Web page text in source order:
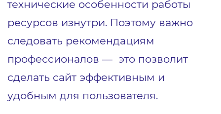
технические особенности работы
ресурсов изнутри. Поэтому важно
следовать рекомендациям
профессионалов — это позволит
сделать сайт эффективным и
удобным для пользователя.